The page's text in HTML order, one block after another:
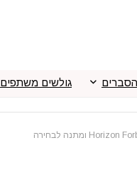
גולשים משתפים